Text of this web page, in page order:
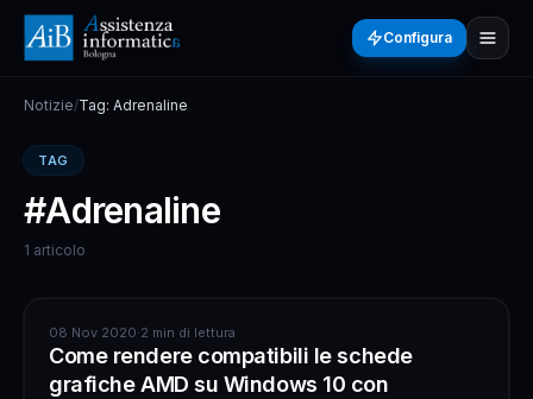
Configura
Notizie/Tag: Adrenaline
TAG
#Adrenaline
1 articolo
ASSISTENZA COMPUTER
08 Nov 2020·2 min di lettura
Come rendere compatibili le schede
grafiche AMD su Windows 10 con